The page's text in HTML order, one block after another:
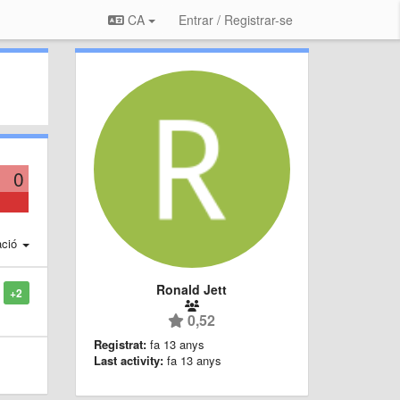
CA Entrar / Registrar-se
0
+2 Ronald Jett
0,52
Registrat: fa 13 anys
Last activity: fa 13 anys